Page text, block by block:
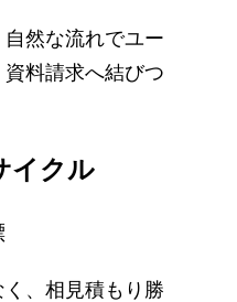
然な流れでユー
料請求へ結びつ
イクル
、相見積もり勝